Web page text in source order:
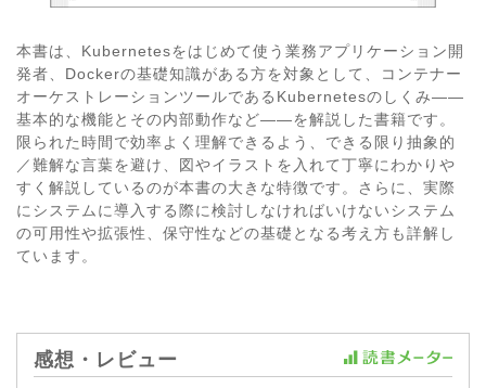
本書は、Kubernetesをはじめて使う業務アプリケーション開
発者、Dockerの基礎知識がある方を対象として、コンテナー
オーケストレーションツールであるKubernetesのしくみ――
基本的な機能とその内部動作など――を解説した書籍です。
限られた時間で効率よく理解できるよう、できる限り抽象的
／難解な言葉を避け、図やイラストを入れて丁寧にわかりや
すく解説しているのが本書の大きな特徴です。さらに、実際
にシステムに導入する際に検討しなければいけないシステム
の可用性や拡張性、保守性などの基礎となる考え方も詳解し
ています。
感想・レビュー